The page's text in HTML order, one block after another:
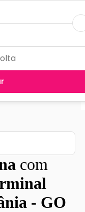
com
- GO